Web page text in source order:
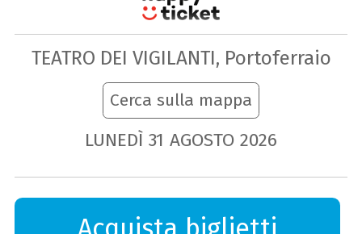
TEATRO DEI VIGILANTI, Portoferraio
Cerca sulla mappa
LUNEDÌ 31 AGOSTO 2026